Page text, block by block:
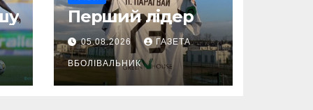
Перший лідер
05.08.2026 ГАЗЕТА
ВБОЛІВАЛЬНИК